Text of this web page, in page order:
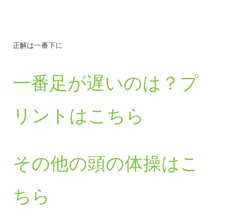
正解は一番下に
一番足が遅いのは？プ
リントはこちら
その他の頭の体操はこ
ちら